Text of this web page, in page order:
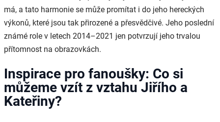
má, a tato harmonie se může promítat i do jeho hereckých
výkonů, které jsou tak přirozené a přesvědčivé. Jeho poslední
známé role v letech 2014–2021 jen potvrzují jeho trvalou
přítomnost na obrazovkách.
Inspirace pro fanoušky: Co si
můžeme vzít z vztahu Jiřího a
Kateřiny?